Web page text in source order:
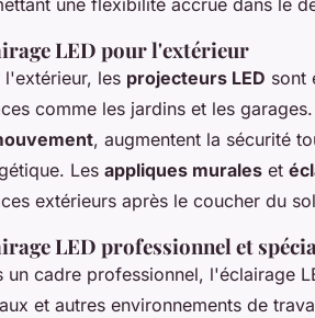
une flexibilité accrue dans le
LED pour l'extérieur
l'extérieur, les projecteurs LED sont
comme les jardins et les
, augmentent la sécurité
Les appliques murales et
extérieurs après le coucher du
LED professionnel et
un cadre professionnel, l'éclairage
et autres environnements de